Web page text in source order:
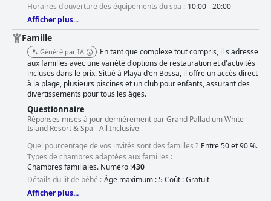
Horaires d'ouverture des équipements du spa : 10:00 - 20:00
Afficher plus...
Famille
Généré par IA
En tant que complexe tout compris, il s'adresse
aux familles avec une variété d'options de restauration et d'activités
incluses dans le prix. Situé à Playa d'en Bossa, il offre un accès direct
à la plage, plusieurs piscines et un club pour enfants, assurant des
divertissements pour tous les âges.
Questionnaire
Réponses mises à jour dernièrement par Grand Palladium White
Island Resort & Spa - All Inclusive
Quel pourcentage de vos invités sont des familles ? Entre 50 et 90 %.
Types de chambres adaptées aux familles :
Chambres familiales. Numéro :430
Détails du lit de bébé : Âge maximum : 5 Coût : Gratuit
Afficher plus...